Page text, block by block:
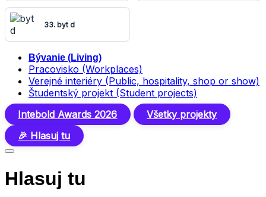
33. byt d
Bývanie (Living)
Pracovisko (Workplaces)
Verejné interiéry (Public, hospitality, shop or show)
Študentský projekt (Student projects)
Intebold Awards 2026
Všetky projekty
🎉 Hlasuj tu
Hlasuj tu